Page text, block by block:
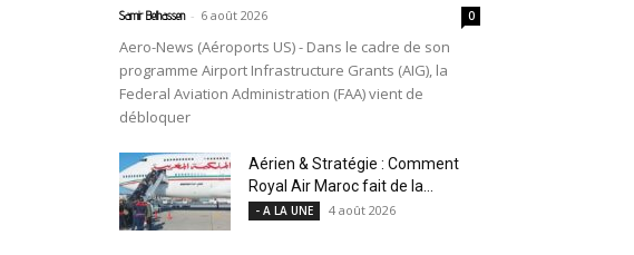
Samir Belhassen - 6 août 2026 0
Aero-News (Aéroports US) - Dans le cadre de son
programme Airport Infrastructure Grants (AIG), la
Federal Aviation Administration (FAA) vient de
débloquer
Aérien & Stratégie : Comment
Royal Air Maroc fait de la...
- A LA UNE 4 août 2026